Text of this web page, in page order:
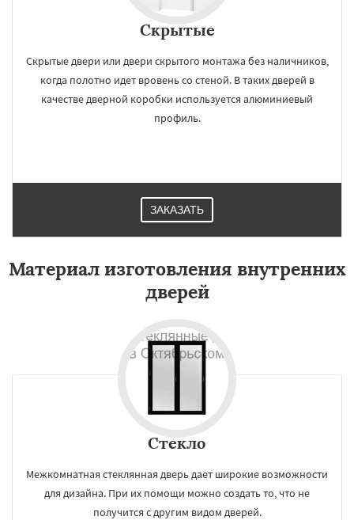
Скрытые
Скрытые двери или двери скрытого монтажа без наличников,
когда полотно идет вровень со стеной. В таких дверей в
качестве дверной коробки используется алюминиевый
профиль.
ЗАКАЗАТЬ
Материал изготовления внутренних
дверей
Стекло
Межкомнатная стеклянная дверь дает широкие возможности
для дизайна. При их помощи можно создать то, что не
получится с другим видом дверей.